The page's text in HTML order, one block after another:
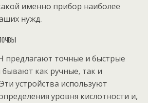
именно прибор наиболее
нужд.
предлагают точные и быстрые
как ручные, так и
устройства используют
уровня кислотности и,